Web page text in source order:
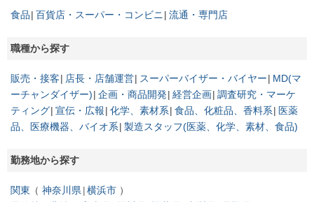
食品 百貨店・スーパー・コンビニ 流通・専門店
職種から探す
販売・接客 店長・店舗運営 スーパーバイザー・バイヤー
MD(マ
ーチャンダイザー) 企画・商品開発 経営企画 調査研究・マーケ
ティング 宣伝・広報 化学、素材系 食品、化粧品、香料系
医薬
品、医療機器、バイオ系 製造スタッフ(医薬、化学、素材、食品)
勤務地から探す
関東 神奈川県 横浜市